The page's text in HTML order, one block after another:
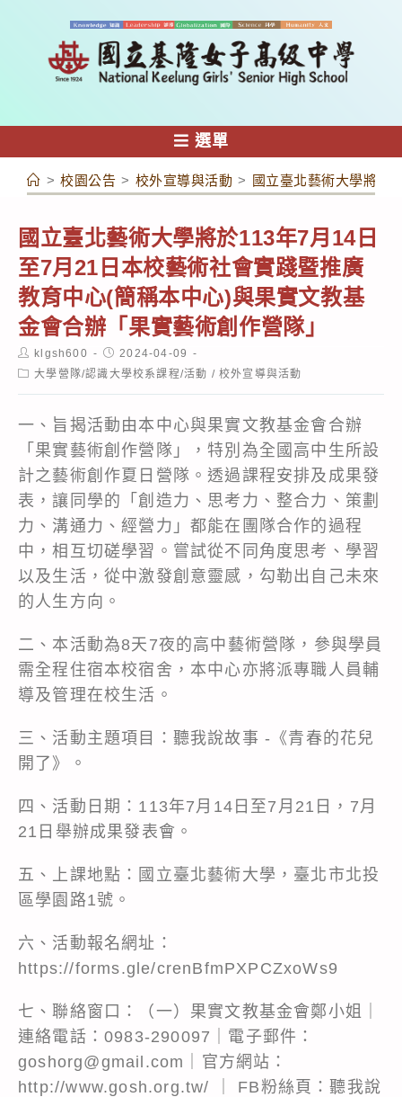
容
選單
> 校園公告 > 校外宣導與活動 > 國立臺北藝術大學將於
國立臺北藝術大學將於113年7月14日
至7月21日本校藝術社會實踐暨推廣
教育中心(簡稱本中心)與果實文教基
金會合辦「果實藝術創作營隊」
Post
author:
klgsh600
Post
published:
2024-04-09
Post大學營隊/認識大學校系課程/活動 / 校外宣導與活動
一、旨揭活動由本中心與果實文教基金會合辦
「果實藝術創作營隊」，特別為全國高中生所設
計之藝術創作夏日營隊。透過課程安排及成果發
表，讓同學的「創造力、思考力、整合力、策劃
力、溝通力、經營力」都能在團隊合作的過程
中，相互切磋學習。嘗試從不同角度思考、學習
以及生活，從中激發創意靈感，勾勒出自己未來
的人生方向。
二、本活動為8天7夜的高中藝術營隊，參與學員
需全程住宿本校宿舍，本中心亦將派專職人員輔
導及管理在校生活。
三、活動主題項目：聽我說故事 -《青春的花兒
開了》。
四、活動日期：113年7月14日至7月21日，7月
21日舉辦成果發表會。
五、上課地點：國立臺北藝術大學，臺北市北投
區學園路1號。
六、活動報名網址：
https://forms.gle/crenBfmPXPCZxoWs9
七、聯絡窗口：（一）果實文教基金會鄭小姐｜
連絡電話：0983-290097｜電子郵件：
goshorg@gmail.com｜官方網站：
http://www.gosh.org.tw/ ｜ FB粉絲頁：聽我說